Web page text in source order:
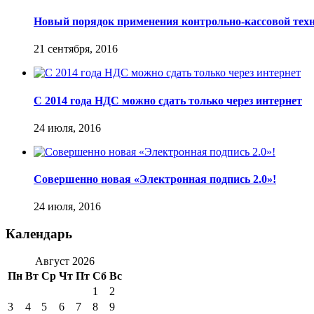
Новый порядок применения контрольно-кассовой
21 сентября, 2016
С 2014 года НДС можно сдать только через интернет
24 июля, 2016
Совершенно новая «Электронная подпись 2.0»!
24 июля, 2016
Календарь
Август 2026
Пн Вт Ср Чт Пт Сб Вс
1
2
3
4 5 6 7 8 9